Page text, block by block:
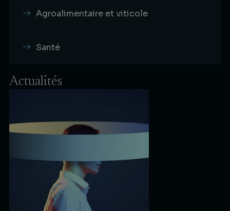
Agroalimentaire et viticole
Santé
Actualités